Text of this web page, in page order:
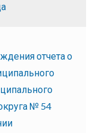
отчета о
№ 54